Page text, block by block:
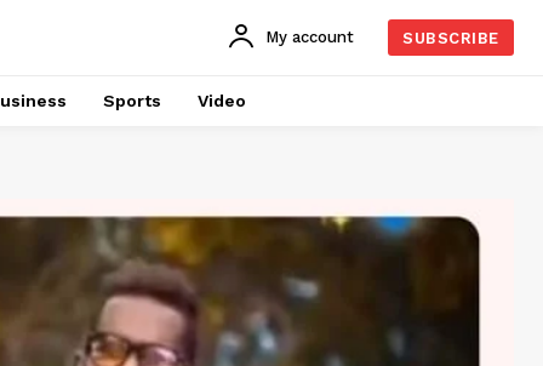
My account SUBSCRIBE
Sports Video